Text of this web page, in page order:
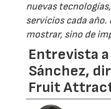
nuevas
servicios cada año.
mostrar, sino de
Entrevista a
Sánchez,
Fruit